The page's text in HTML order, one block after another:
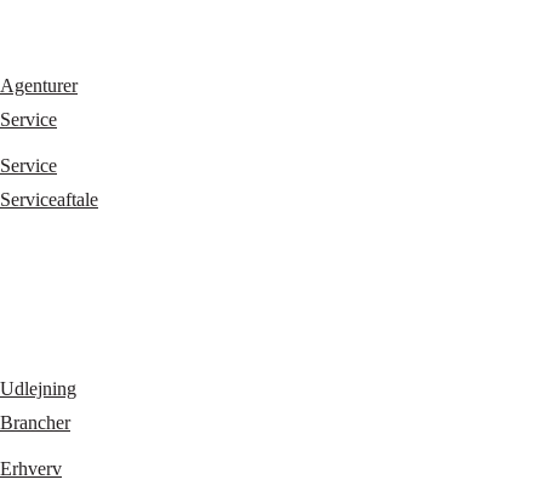
Agenturer
Service
Service
Serviceaftale
Udlejning
Brancher
Erhverv